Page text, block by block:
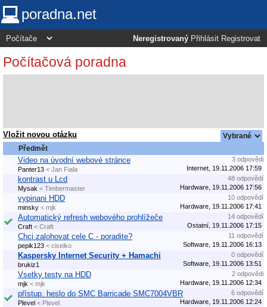
poradna.net
Neregistrovaný Přihlásit Registrovat
Počítačová poradna
Vložit novou otázku
Předmět
Video na úvodní webové stránce
3 odpovědi
Panter13 < Jan Fiala Internet, 19.11.2006 17:59
kontrast u Lcd
48 odpovědí
Mysak < Timbermaster Hardware, 19.11.2006 17:56
vypinani HDD
10 odpovědí
minsky < mjk Hardware, 19.11.2006 17:41
Automatický refresh webového prohlížeče
14 odpovědí
Craft < Craft Ostatní, 19.11.2006 17:15
Chci zalohovat cele C - poradite?
11 odpovědí
pepik123 < ciselko Software, 19.11.2006 16:13
Kaspersky Internet Security + Hamachi
0 odpovědí
brukiz1
Software, 19.11.2006 13:51
Vsetky testy na HDD
2 odpovědi
mjk < mjk Hardware, 19.11.2006 12:34
přístup. heslo do SMC Barricade SMC7004VBR
6 odpovědí
Plevel < Plevel Hardware, 19.11.2006 12:24